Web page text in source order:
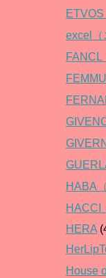
ETVOS
excel（
FANCL
HABA
HACCI
HERA
House